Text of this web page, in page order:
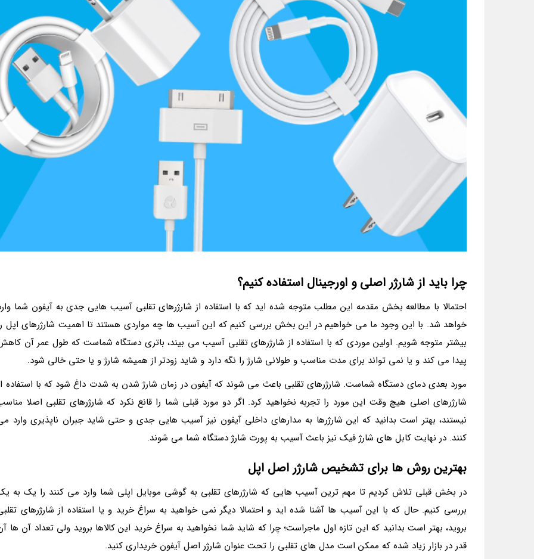
چرا باید از شارژر اصلی و اورجینال استفاده کنیم؟
احتمالا با مطالعه بخش مقدمه این مطلب متوجه شده اید که با استفاده از شارژرهای تقلبی آسیب هایی جدی به آیفون شما
خواهد شد. با این وجود ما می خواهیم در این بخش بررسی کنیم که این آسیب ها چه مواردی هستند تا اهمیت شارژرهای اپل
بیشتر متوجه شویم. اولین موردی که با استفاده از شارژرهای تقلبی آسیب می بیند، باتری دستگاه شماست که طول عمر آن
پیدا می کند و یا نمی تواند برای مدت مناسب و طولانی شارژ را نگه دارد و شاید زودتر از همیشه شارژ و یا حتی خالی شود.
مورد بعدی دمای دستگاه شماست. شارژرهای تقلبی باعث می شوند که آیفون در زمان شارژ شدن به شدت داغ شود که با استفاده
شارژرهای اصلی هیچ وقت این مورد را تجربه نخواهید کرد. اگر دو مورد قبلی شما را قانع نکرد که شارژرهای تقلبی اصلا
نیستند، بهتر است بدانید که این شارژرها به مدارهای داخلی آیفون نیز آسیب هایی جدی و حتی شاید جبران ناپذیری وارد
کنند. در نهایت کابل های شارژ فیک نیز باعث آسیب به پورت شارژ دستگاه شما می شوند.
بهترین روش ها برای تشخیص شارژر اصل اپل
در بخش قبلی تلاش کردیم تا مهم ترین آسیب هایی که شارژرهای تقلبی به گوشی موبایل اپلی شما وارد می کنند را یک به
بررسی کنیم. حال که با این آسیب ها آشنا شده اید و احتمالا دیگر نمی خواهید به سراغ خرید و یا استفاده از شارژرهای
بروید، بهتر است بدانید که این تازه اول ماجراست؛ چرا که شاید شما نخواهید به سراغ خرید این کالاها بروید ولی تعداد آن ها
قدر در بازار زیاد شده که ممکن است مدل های تقلبی را تحت عنوان شارژر اصل آیفون خریداری کنید.